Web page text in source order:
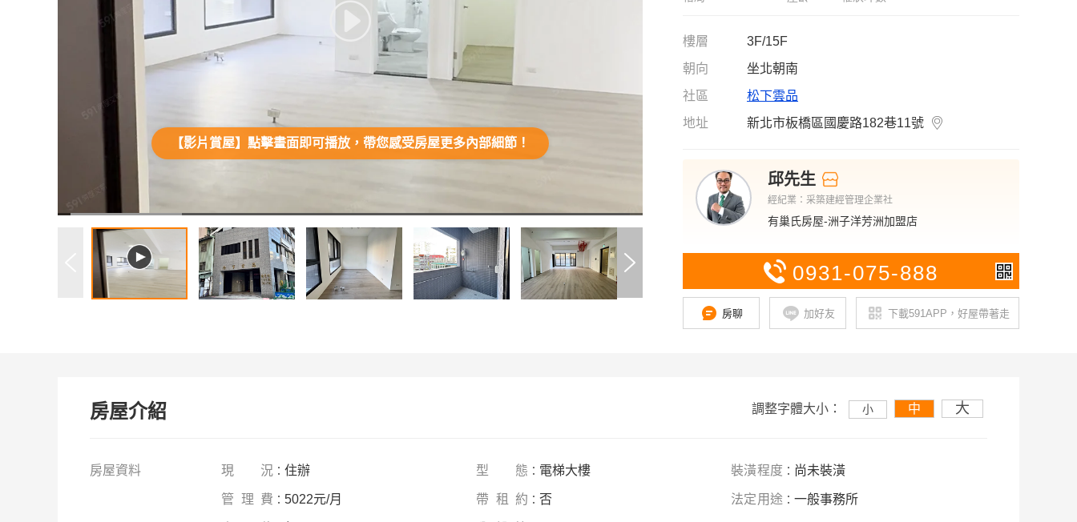
【影片賞屋】點擊畫面即可播放，帶您感受房屋更多內部細節！
樓層
3F/15F
朝向
坐北朝南
社區
松下雲品
地址
新北市板橋區國慶路182巷11號
邱先生
經紀業：采築建經管理企業社
有巢氏房屋-洲子洋芳洲加盟店
0931-075-888
房聊 加好友 下載591APP，好屋帶著走
房屋介紹 調整字體大小： 小 中 大
房屋資料 現況 ： 住辦 型態 ： 電梯大樓 裝潢程度 ： 尚未裝潢
管 理費 ： 5022元/月 帶租約 ： 否 法定用途 ： 一般事務所